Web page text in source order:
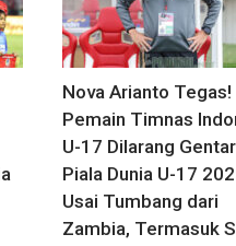
Nova Arianto Tegas!
Pemain Timnas
U-17 Dilarang
Piala Dunia U-17
Usai Tumbang dari
Zambia, Termasuk